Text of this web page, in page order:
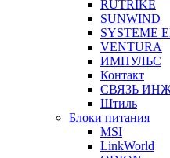
RUTRIKE
SUNWIND
SYSTEME
VENTURA
ИМПУЛЬС
Контакт
СВЯЗЬ
Штиль
Блоки питания
MSI
LinkWorld